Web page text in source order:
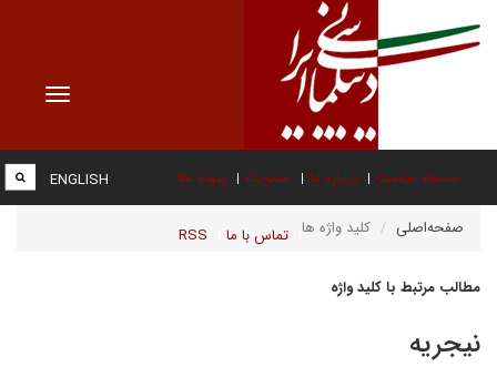
Toggle
صفحه نخست درباره ما عضویت پیوند ها
تماس با ما RSS
ENGLISH
صفحه‌اصلی کلید واژه ها
مطالب مرتبط با کلید واژه
نیجریه